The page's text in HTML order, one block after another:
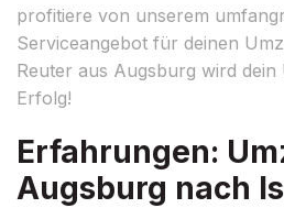
profitiere von unserem
Serviceangebot für deinen
Reuter aus Augsburg wird
Erfolg!
Erfahrungen:
Augsburg nach